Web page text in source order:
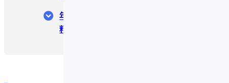
年率2%ボーナスと海外事務手数
料無料がIDAREの最大の魅力